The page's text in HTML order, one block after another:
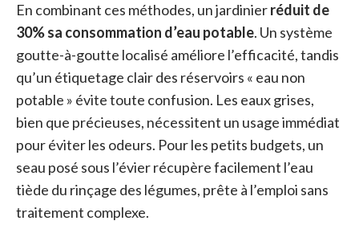
En combinant ces méthodes, un jardinierréduit de
30% sa consommation d’eau potable. Un système
goutte-à-goutte localisé améliore l’efficacité, tandis
qu’un étiquetage clair des réservoirs « eau non
potable » évite toute confusion. Les eaux grises,
bien que précieuses, nécessitent un usage immédiat
pour éviter les odeurs. Pour les petits budgets, un
seau posé sous l’évier récupère facilement l’eau
tiède du rinçage des légumes, prête à l’emploi sans
traitement complexe.